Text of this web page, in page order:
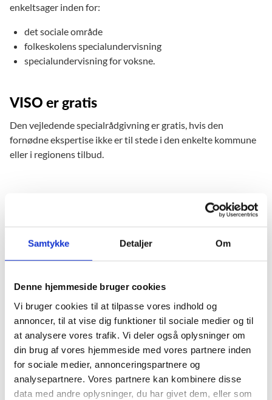
Samtykke Detaljer Om
Denne hjemmeside bruger cookies
Vi bruger cookies til at tilpasse vores indhold og
annoncer, til at vise dig funktioner til sociale medier og til
at analysere vores trafik. Vi deler også oplysninger om
din brug af vores hjemmeside med vores partnere inden
for sociale medier, annonceringspartnere og
analysepartnere. Vores partnere kan kombinere disse
data med andre oplysninger, du har givet dem, eller som
enkeltsager inden for:
det sociale område
folkeskolens specialundervisning
specialundervisning for voksne.
VISO er gratis
Den vejledende specialrådgivning er gratis, hvis den
fornødne ekspertise ikke er til stede i den enkelte kommune
eller i regionens tilbud.
VISO er en del af Social- og Boligstyrelsen (SBST).
Du kan ringe til VISO på tlf. 7242 4000 eller skrive en
Lovgivning om VISO